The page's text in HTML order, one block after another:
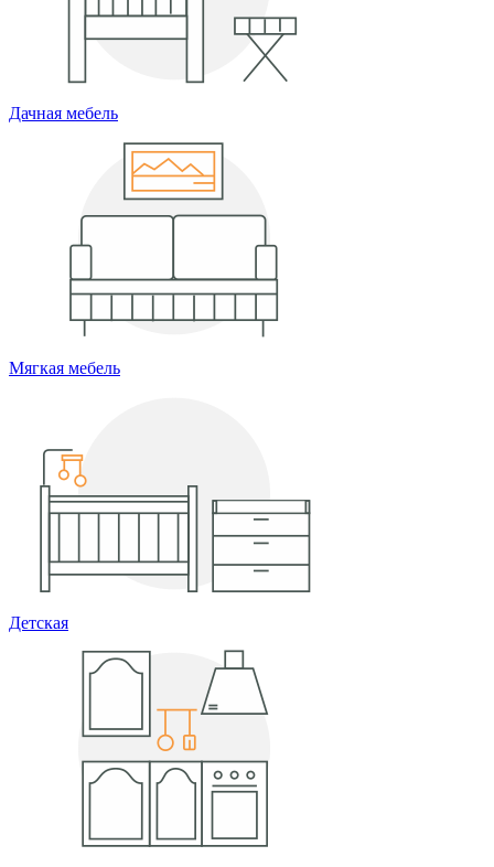
Дачная мебель
Мягкая мебель
Детская